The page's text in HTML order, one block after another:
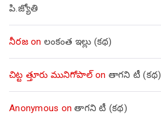
పి.జ్యోతి
నీరజon లంకంత ఇల్లు (కథ)
చిట్ట త్తూరు మునిగోపాల్on తాగని టీ (కథ)
Anonymous onతాగని టీ (కథ)